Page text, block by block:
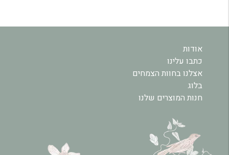
אודות
כתבו עלינו
אצלנו בחוות הצמחים
בלוג
חנות המוצרים שלנו